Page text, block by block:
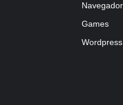
Games
Wordpress